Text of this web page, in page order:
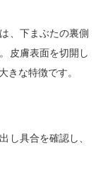
、下まぶたの裏側
皮膚表面を切開し
きな特徴です。
し具合を確認し、